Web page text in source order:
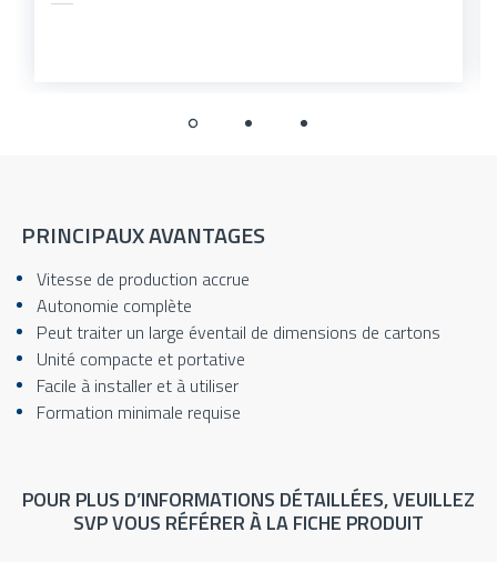
PRINCIPAUX AVANTAGES
Vitesse de production accrue
Autonomie complète
Peut traiter un large éventail de dimensions de cartons
Unité compacte et portative
Facile à installer et à utiliser
Formation minimale requise
POUR PLUS D’INFORMATIONS DÉTAILLÉES, VEUILLEZ
SVP VOUS RÉFÉRER À LA FICHE PRODUIT